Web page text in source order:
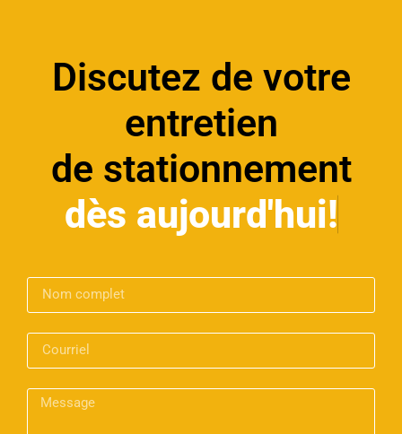
Discutez de votre
entretien
de stationnement
dès aujourd'hui!